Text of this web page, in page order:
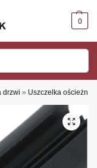
0
drzwi » Uszczelka ościeżnic